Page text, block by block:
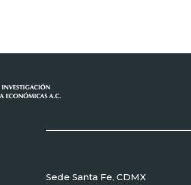
Sede Santa Fe, CDMX